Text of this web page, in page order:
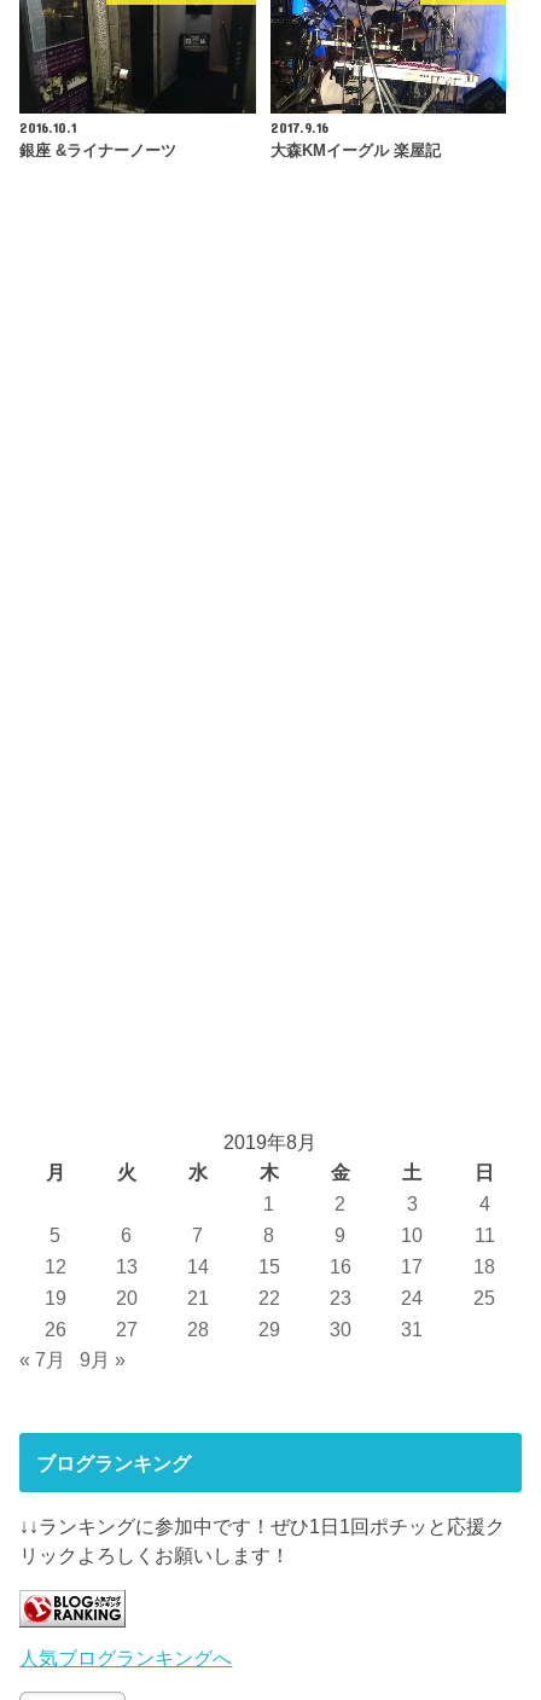
2016.10.1
銀座 &ライナーノーツ
2017.9.16
大森KMイーグル 楽屋記
2019年8月
月
火 水 木 金 土
日
1
2 3
4
5
6 7 8 9 10
11
12
13 14 15 16 17
18
19
20 21 22 23 24
25
26
27 28 29 30
31
« 7月
9月 »
ブログランキング
↓↓ランキングに参加中です！ぜひ1日1回ポチッと応援ク
リックよろしくお願いします！
人気ブログランキングへ